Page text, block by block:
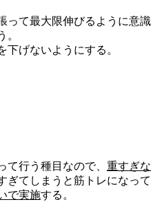
って最大限伸びるように意識
。
下げないようにする。
て行う種目なので、 重すぎな
ぎてしまうと筋トレになって
で実施する。